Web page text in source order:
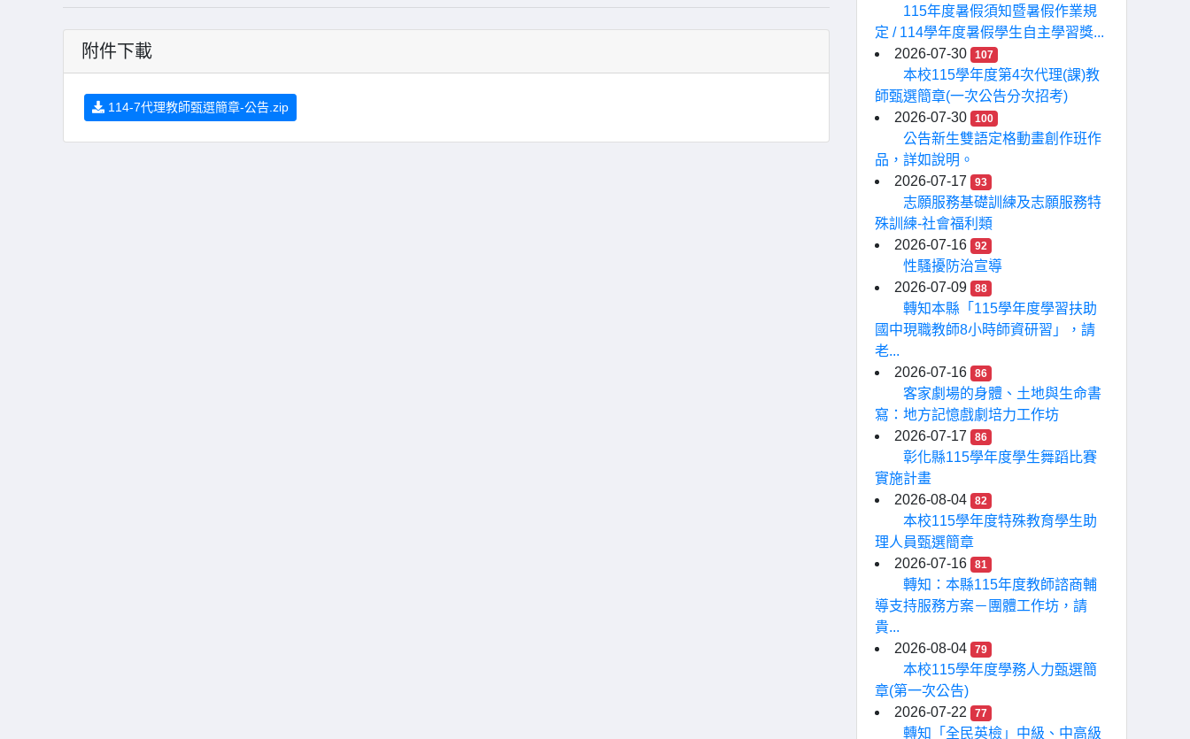
附件下載
114-7代理教師甄選簡章-公告.zip
115年度暑假須知暨暑假作業規
定 / 114學年度暑假學生自主學習獎...
2026-07-30
107
本校115學年度第4次代理(課)教
師甄選簡章(一次公告分次招考)
2026-07-30
100
公告新生雙語定格動畫創作班作
品，詳如說明。
2026-07-17
93
志願服務基礎訓練及志願服務特
殊訓練-社會福利類
2026-07-16
92
性騷擾防治宣導
2026-07-09
88
轉知本縣「115學年度學習扶助
國中現職教師8小時師資研習」，請
老...
2026-07-16
86
客家劇場的身體、土地與生命書
寫：地方記憶戲劇培力工作坊
2026-07-17
86
彰化縣115學年度學生舞蹈比賽
實施計畫
2026-08-04
82
本校115學年度特殊教育學生助
理人員甄選簡章
2026-07-16
81
轉知：本縣115年度教師諮商輔
導支持服務方案－團體工作坊，請
貴...
2026-08-04
79
本校115學年度學務人力甄選簡
章(第一次公告)
2026-07-22
77
轉知「全民英檢」中級、中高級